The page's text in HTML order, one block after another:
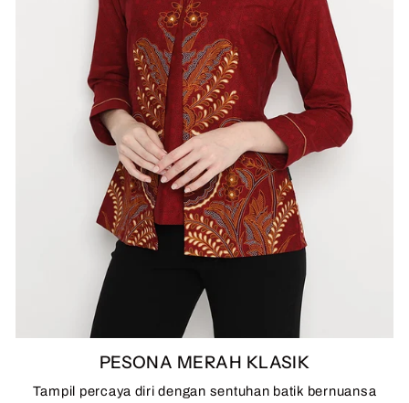
PESONA MERAH KLASIK
Tampil percaya diri dengan sentuhan batik bernuansa